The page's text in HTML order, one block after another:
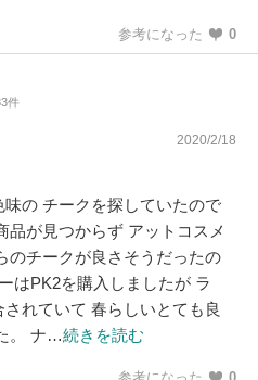
参考になった 0
件
2020/2/18
の チークを探していたので
品が見つからず アットコスメ
のチークが良さそうだったの
はPK2を購入しましたが ラ
れていて 春らしいとても良
。 ナ…続きを読む